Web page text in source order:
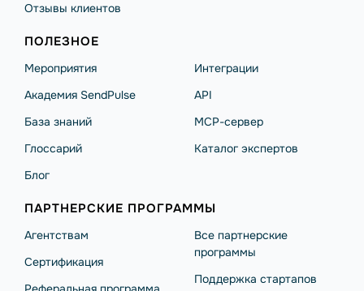
Отзывы клиентов
ПОЛЕЗНОЕ
Мероприятия
Академия SendPulse
База знаний
Глоссарий
Блог
Интеграции
API
MCP-сервер
Каталог экспертов
ПАРТНЕРСКИЕ ПРОГРАММЫ
Агентствам
Сертификация
Все партнерские
программы
Поддержка стартапов